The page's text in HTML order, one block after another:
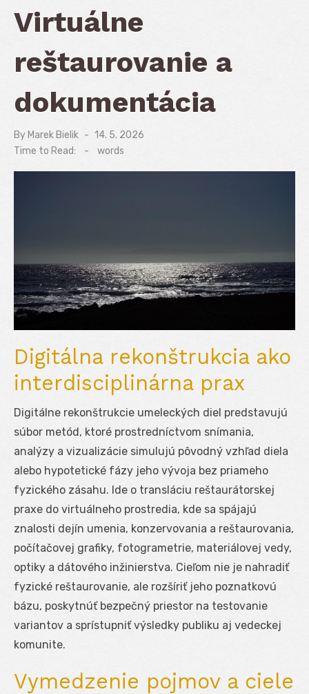
Virtuálne
reštaurovanie a
dokumentácia
By Marek Bielik
Posted
on
14. 5. 2026
Time to Read:
- words
Digitálna rekonštrukcia ako
interdisciplinárna prax
Digitálne rekonštrukcie umeleckých diel predstavujú
súbor metód, ktoré prostredníctvom snímania,
analýzy a vizualizácie simulujú pôvodný vzhľad diela
alebo hypotetické fázy jeho vývoja bez priameho
fyzického zásahu. Ide o transláciu reštaurátorskej
praxe do virtuálneho prostredia, kde sa spájajú
znalosti dejín umenia, konzervovania a reštaurovania,
počítačovej grafiky, fotogrametrie, materiálovej vedy,
optiky a dátového inžinierstva. Cieľom nie je nahradiť
fyzické reštaurovanie, ale rozšíriť jeho poznatkovú
bázu, poskytnúť bezpečný priestor na testovanie
variantov a sprístupniť výsledky publiku aj vedeckej
komunite.
Vymedzenie pojmov a ciele